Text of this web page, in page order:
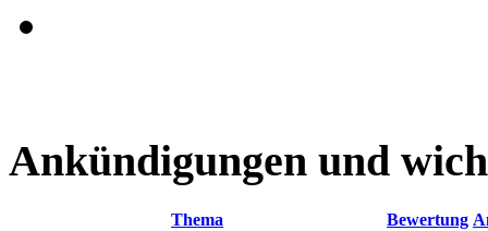
Ankündigungen und
Thema Bewertung